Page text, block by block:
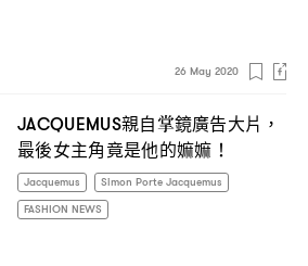
26 May 2020
JACQUEMUS親自掌鏡廣告大片 ，
最後女主角竟是他的嫲嫲 ！
Jacquemus
Simon Porte Jacquemus
FASHION NEWS